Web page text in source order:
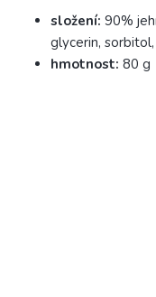
složení: 90%
glycerin,
hmotnost: 80 g